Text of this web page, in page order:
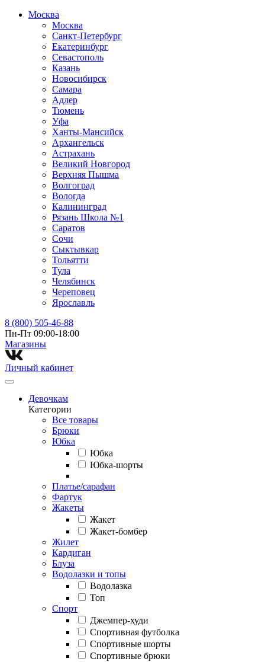
Москва
Москва
Санкт-Петербург
Екатеринбург
Севастополь
Казань
Новосибирск
Самара
Адлер
Тюмень
Уфа
Ханты-Мансийск
Архангельск
Астрахань
Великий Новгород
Верхняя Пышма
Волгоград
Вологда
Калининград
Рязань Школа №1
Саратов
Сочи
Сыктывкар
Тольятти
Тула
Челябинск
Череповец
Ярославль
8 (800) 505-46-88
Пн-Пт 09:00-18:00
Магазины⁠
Личный кабинет
Девочкам
Категории
Все товары
Брюки
Юбка
Юбка
Юбка-шорты
Платье/сарафан
Фартук
Жакеты
Жакет
Жакет-бомбер
Жилет
Кардиган
Блуза
Водолазки и топы
Водолазка
Топ
Спорт
Джемпер-худи
Спортивная футболка
Спортивные шорты
Спортивные брюки